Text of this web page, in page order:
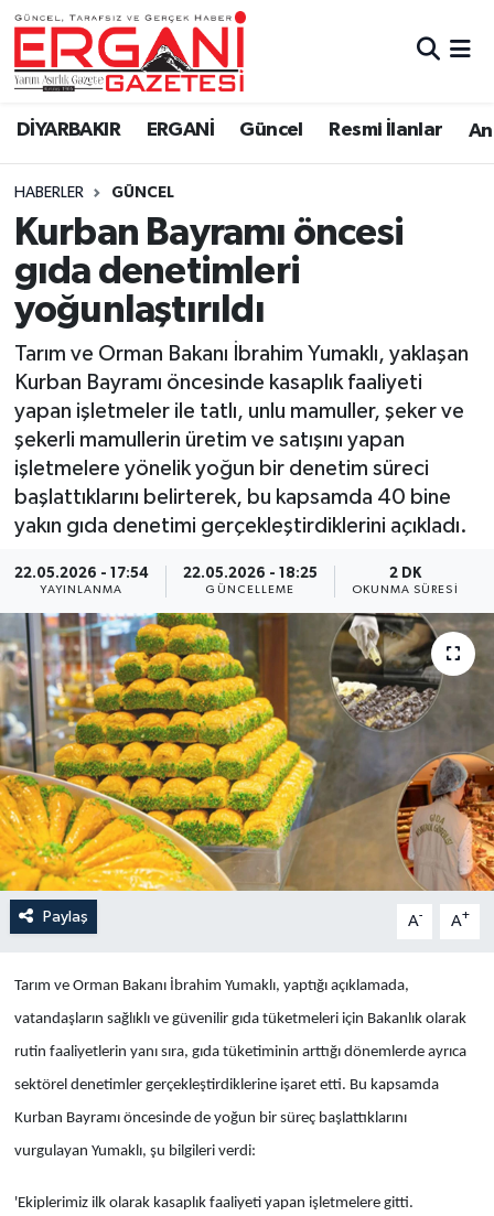
DİYARBAKIR ERGANİ Güncel Resmi İlanlar
HABERLER GÜNCEL
Kurban Bayramı öncesi
gıda denetimleri
yoğunlaştırıldı
Tarım ve Orman Bakanı İbrahim Yumaklı, yaklaşan
Kurban Bayramı öncesinde kasaplık faaliyeti
yapan işletmeler ile tatlı, unlu mamuller, şeker ve
şekerli mamullerin üretim ve satışını yapan
işletmelere yönelik yoğun bir denetim süreci
başlattıklarını belirterek, bu kapsamda 40 bine
yakın gıda denetimi gerçekleştirdiklerini açıkladı.
22.05.2026 - 17:54
YAYINLANMA
22.05.2026 - 18:25
GÜNCELLEME
2 DK
OKUNMA SÜRESI
Paylaş A- A+
Tarım ve Orman Bakanı İbrahim Yumaklı, yaptığı açıklamada,
vatandaşların sağlıklı ve güvenilir gıda tüketmeleri için Bakanlık olarak
rutin faaliyetlerin yanı sıra, gıda tüketiminin arttığı dönemlerde ayrıca
sektörel denetimler gerçekleştirdiklerine işaret etti. Bu kapsamda
Kurban Bayramı öncesinde de yoğun bir süreç başlattıklarını
vurgulayan Yumaklı, şu bilgileri verdi:
'Ekiplerimiz ilk olarak kasaplık faaliyeti yapan işletmelere gitti.
DİYARBAKIR
BİSMİL
BAĞLAR
ERGANİ
Güncel
Eği̇ti̇m
Resmi İlanlar
Sağlık
Si̇yaset
Spor
Yaşam
Anali̇z
Bi̇li̇m & Teknoloji̇
Dünya
Eği̇ti̇m
Ergani Nöbetçi Eczaneler
Ergani Hava Durumu
Ergani Trafik Yoğunluk Haritası
Süper Lig Puan Durumu ve Fikstür
Tüm Manşetler
Son Dakika Haberleri
Haber Arşivi